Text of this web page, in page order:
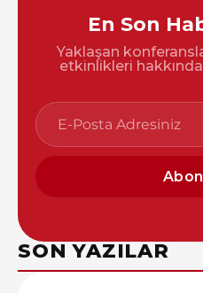
En Son
Yaklaşan
etkinlikleri
SON YAZILAR